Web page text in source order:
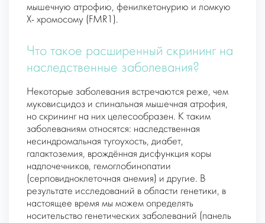
мышечную атрофию, фенилкетонурию и ломкую
X- хромосому (FMR1).
Что такое расширенный скрининг на
наследственные заболевания?
Некоторые заболевания встречаются реже, чем
муковисцидоз и спинальная мышечная атрофия,
но скрининг на них целесообразен. К таким
заболеваниям относятся: наследственная
несиндромальная тугоухость, диабет,
галактоземия, врождённая дисфункция коры
надпочечников, гемоглобинопатии
(серповидноклеточная анемия) и другие. В
результате исследований в области генетики, в
настоящее время мы можем определять
носительство генетических заболеваний (панель